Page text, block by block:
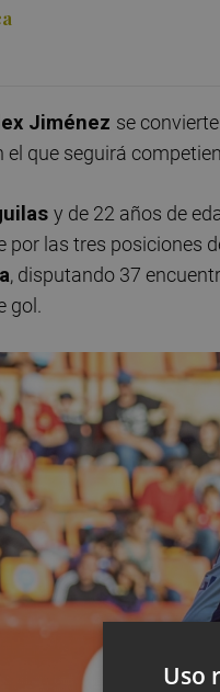
Jiménez se
el que seguirá
y de 22 años de
por las tres posiciones
, disputando 37
gol.
Uso